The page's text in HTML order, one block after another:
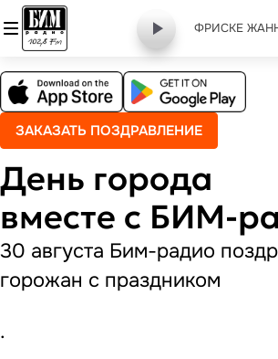
ФРИСКЕ
ЗАКАЗАТЬ ПОЗДРАВЛЕНИЕ
День города
вместе с БИМ-
30 августа Бим-радио
горожан с праздником
.